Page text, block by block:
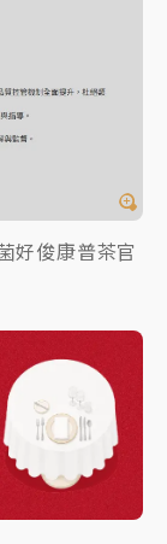
好俊康普茶官